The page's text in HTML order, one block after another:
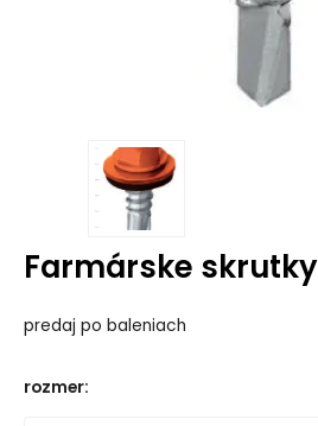
Farmárske skrutky
predaj po baleniach
rozmer: